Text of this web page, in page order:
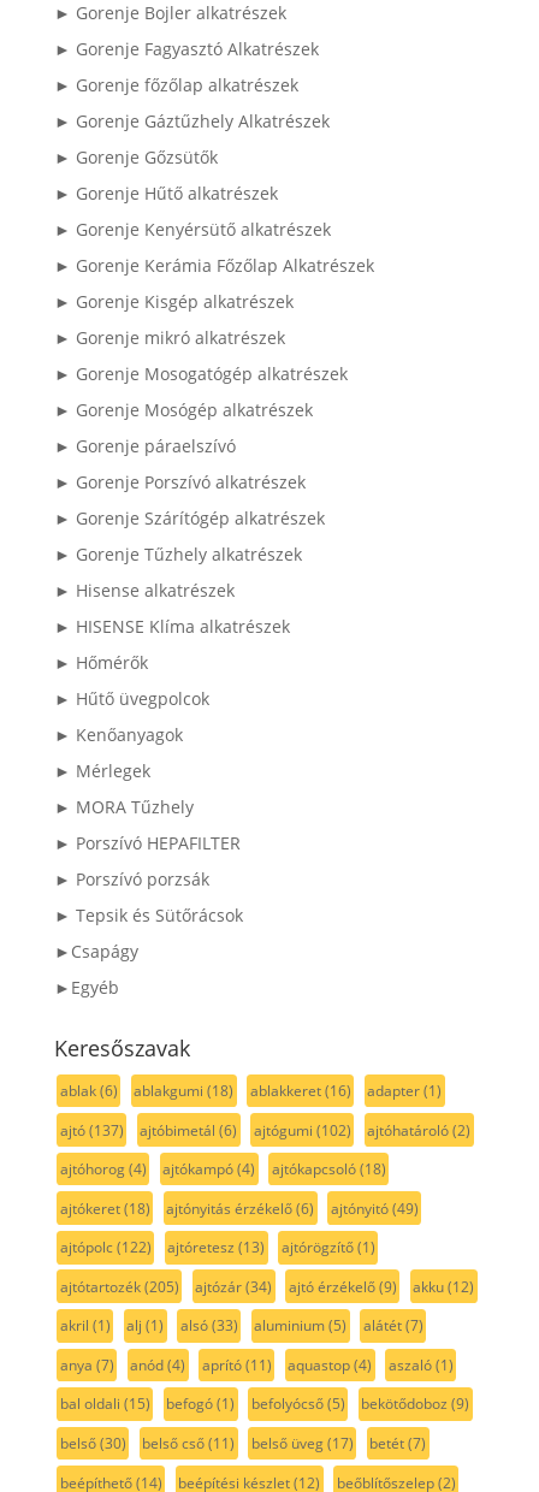
► Gorenje Bojler alkatrészek
► Gorenje Fagyasztó Alkatrészek
► Gorenje főzőlap alkatrészek
► Gorenje Gáztűzhely Alkatrészek
► Gorenje Gőzsütők
► Gorenje Hűtő alkatrészek
► Gorenje Kenyérsütő alkatrészek
► Gorenje Kerámia Főzőlap Alkatrészek
► Gorenje Kisgép alkatrészek
► Gorenje mikró alkatrészek
► Gorenje Mosogatógép alkatrészek
► Gorenje Mosógép alkatrészek
► Gorenje páraelszívó
► Gorenje Porszívó alkatrészek
► Gorenje Szárítógép alkatrészek
► Gorenje Tűzhely alkatrészek
► Hisense alkatrészek
► HISENSE Klíma alkatrészek
► Hőmérők
► Hűtő üvegpolcok
► Kenőanyagok
► Mérlegek
► MORA Tűzhely
► Porszívó HEPAFILTER
► Porszívó porzsák
► Tepsik és Sütőrácsok
►Csapágy
►Egyéb
Keresőszavak
ablak(6) ablakgumi (18) ablakkeret(16) adapter(1)
ajtó(137) ajtóbimetál (6) ajtógumi (102) ajtóhatároló(2)
ajtóhorog(4) ajtókampó(4) ajtókapcsoló(18)
ajtókeret(18) ajtónyitás érzékelő(6) ajtónyitó(49)
ajtópolc(122) ajtóretesz (13) ajtórögzítő(1)
ajtótartozék(205) ajtózár(34) ajtó érzékelő(9) akku(12)
akril (1) alj (1) alsó(33) aluminium(5) alátét(7)
anya (7) anód(4) aprító(11) aquastop(4) aszaló(1)
bal oldali (15) befogó(1) befolyócső(5) bekötődoboz (9)
belső(30) belső cső(11) belső üveg(17) betét(7)
beépíthető(14) beépítési készlet(12) beőblítőszelep(2)